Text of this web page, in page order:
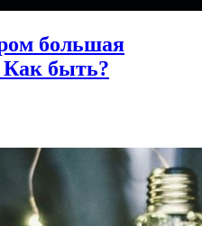
большая
Как быть?